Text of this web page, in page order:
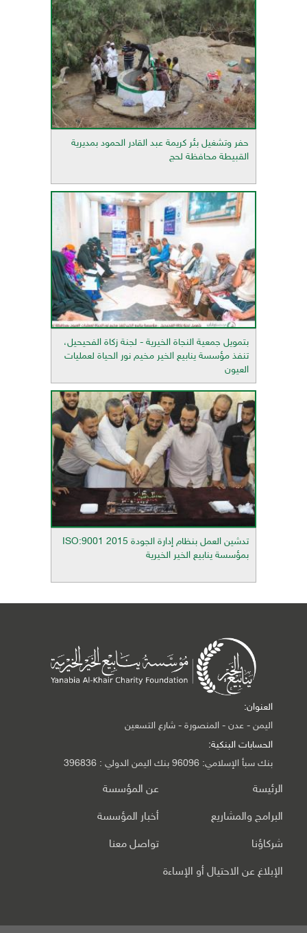
حفر وتشغيل بئر كريمة عبد القادر الحمود بمديرية
القبيطة محافظة لحج
بتمويل جمعية النجاة الخيرية - لجنة زكاة الفحيحيل،
تنفذ مؤسسة ينابيع الخير مخيم نور الحياة لعمليات
العيون
تدشين العمل بنظام إدارة الجودة ISO:9001 2015
بمؤسسة ينابيع الخير الخيرية
العنوان:
اليمن - عدن - المنصورة - شارع التسعين
الحسابات البنكية:
بنك سبأ الإسلامي: 96096 بنك اليمن الدولي : 396836
الرئيسة عن المؤسسة
البرامج والمشاريع أخبار المؤسسة
شركاؤنا تواصل معنا
الإبلاغ عن الاحتيال أو الإساءة